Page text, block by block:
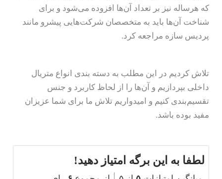
که هرساله نیز بر تعداد آن‌ها افزوده می‌شود و برای
شناخت آن‌ها باید به متخصصان شرکت‌هایی پیشرو مانند
پردیس سازه مراجعه کرد.
تلاش کردیم در این مطلب به دسته بندی انواع متریال
داخلی بپردازیم و آن‌ها را از لحاظ کاربرد و جنس
تقسیم‌بندی کنیم و امیدواریم تلاش ما برای شما عزیزان
مفید بوده باشد.
لطفا به این برگه امتیاز دهید!